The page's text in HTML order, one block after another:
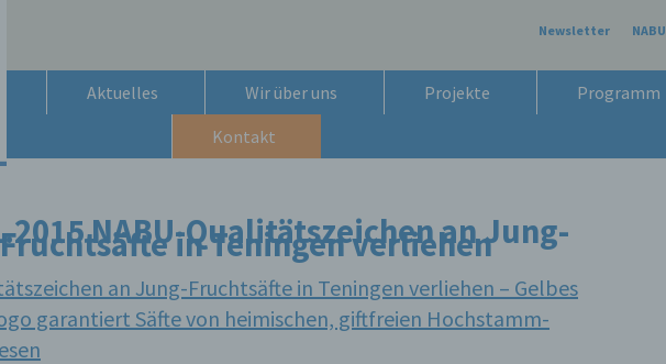
Newsletter NABU
Aktuelles Wir über uns Projekte
Programm
Kontakt
NABU-Qualitätszeichen an Jung-
Fruchtsäfte in Teningen verliehen
an Jung-Fruchtsäfte in Teningen verliehen – Gelbes
garantiert Säfte von heimischen, giftfreien Hochstamm-